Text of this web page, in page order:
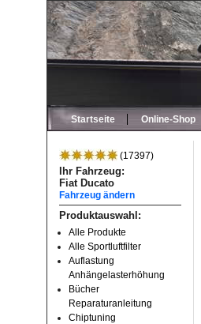
Startseite Online-Shop
(17397)
Ihr Fahrzeug:
Fiat Ducato
Fahrzeug ändern
Produktauswahl:
Alle Produkte
Alle Sportluftfilter
Auflastung
Anhängelasterhöhung
Bücher
Reparaturanleitung
Chiptuning